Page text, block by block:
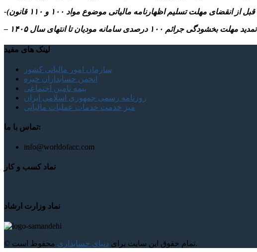
– تمدید مهلت بخشودگی جرائم ۱۰۰ درصدی سامانه مودیان تا انتهای سال ۱۴۰۵
لینک های مفید
سازمان امور مالیاتی کشور
انجمن حسابداران خبره
بیمه تامین اجتماعی
روزنامه رسمی جمهوری اسلامی ایران
میز خدمت خدمات عملیات مالیاتی
تماس با ما:
info@worldofacc.com
نماد کسب و کار
نماد وزارت ارشاد
© تمام حقوق این سایت برای دنیای حسابداری محفوظ است.